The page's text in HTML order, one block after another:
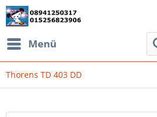
Menü
Thorens TD 403 DD